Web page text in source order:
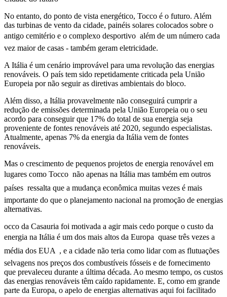
No entanto, do ponto de vista energético, Tocco é o futuro. Além
das turbinas de vento da cidade, painéis solares colocados sobre o
antigo cemitério e o complexo desportivo  além de um número cada
vez maior de casas - também geram eletricidade.
A Itália é um cenário improvável para uma revolução das energias
renováveis. O país tem sido repetidamente criticada pela União
Europeia por não seguir as diretivas ambientais do bloco.
Além disso, a Itália provavelmente não conseguirá cumprir a
redução de emissões determinada pela União Europeia ou o seu
acordo para conseguir que 17% do total de sua energia seja
proveniente de fontes renováveis até 2020, segundo especialistas.
Atualmente, apenas 7% da energia da Itália vem de fontes
renováveis.
Mas o crescimento de pequenos projetos de energia renovável em
lugares como Tocco  não apenas na Itália mas também em outros
países  ressalta que a mudança econômica muitas vezes é mais
importante do que o planejamento nacional na promoção de energias
alternativas.
occo da Casauria foi motivada a agir mais cedo porque o custo da
energia na Itália é um dos mais altos da Europa  quase três vezes a
média dos EUA  , e a cidade não teria como lidar com as flutuações
selvagens nos preços dos combustíveis fósseis e de fornecimento
que prevaleceu durante a última década. Ao mesmo tempo, os custos
das energias renováveis têm caído rapidamente. E, como em grande
parte da Europa, o apelo de energias alternativas aqui foi facilitado